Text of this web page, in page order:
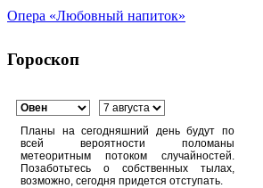
Опера «Любовный напиток»
Гороскоп
Планы на сегодняшний день будут по
всей вероятности поломаны
метеоритным потоком случайностей.
Позаботьтесь о собственных тылах,
возможно, сегодня придется отступать.